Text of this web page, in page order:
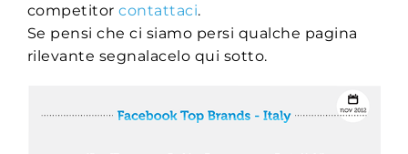
competitorcontattaci.
Se pensi che ci siamo persi qualche pagina
rilevante segnalacelo qui sotto.